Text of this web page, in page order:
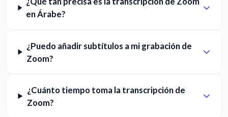
en Árabe?
¿Puedo añadir subtítulos a mi grabación de
Zoom?
¿Cuánto tiempo toma la transcripción de
Zoom?